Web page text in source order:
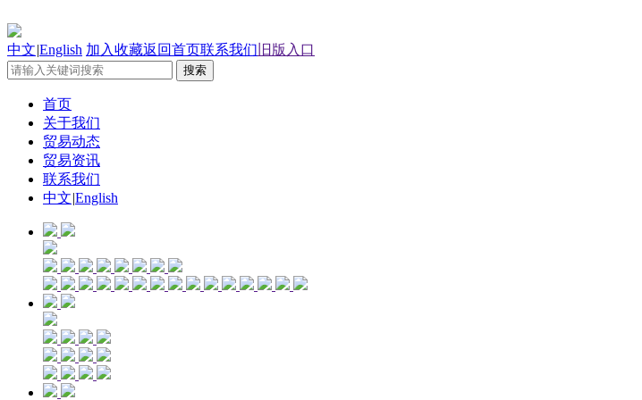
中文|English 加入收藏返回首页联系我们 旧版入口
首页
关于我们
贸易动态
贸易资讯
联系我们
中文|English